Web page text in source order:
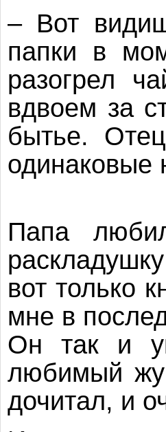
– Вот
папки в
разогрел
вдвоем за
бытье.
одинаковые
Папа
вот только
мне в
Он так и
любимый
дочитал, и